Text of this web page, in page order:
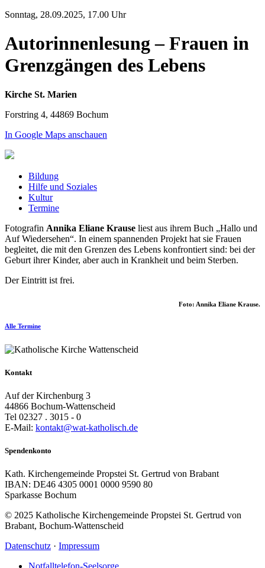
Sonntag, 28.09.2025, 17.00 Uhr
Autorinnenlesung – Frauen in
Grenzgängen des Lebens
Kirche St. Marien
Forstring 4, 44869 Bochum
In Google Maps anschauen
Bildung
Hilfe und Soziales
Kultur
Termine
Fotografin Annika Eliane Krause liest aus ihrem Buch „Hallo und
Auf Wiedersehen“. In einem spannenden Projekt hat sie Frauen
begleitet, die mit den Grenzen des Lebens konfrontiert sind: bei der
Geburt ihrer Kinder, aber auch in Krankheit und beim Sterben.
Der Eintritt ist frei.
Foto: Annika Eliane Krause.
Alle Termine
Kontakt
Auf der Kirchenburg 3
44866 Bochum-Wattenscheid
Tel 02327 . 3015 - 0
E-Mail: kontakt@wat-katholisch.de
Spendenkonto
Kath. Kirchengemeinde Propstei St. Gertrud von Brabant
IBAN: DE46 4305 0001 0000 9590 80
Sparkasse Bochum
© 2025 Katholische Kirchengemeinde Propstei St. Gertrud von
Brabant, Bochum-Wattenscheid
Datenschutz · Impressum